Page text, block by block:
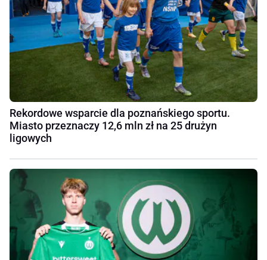
Rekordowe wsparcie dla poznańskiego sportu.
Miasto przeznaczy 12,6 mln zł na 25 drużyn
ligowych